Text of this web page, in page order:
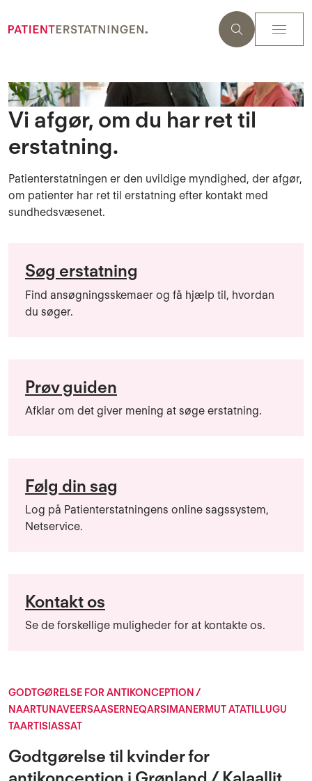
Vi afgør, om du har ret til
erstatning.
Patienterstatningen er den uvildige myndighed, der afgør,
om patienter har ret til erstatning efter kontakt med
sundhedsvæsenet.
Søg erstatning
Find ansøgningsskemaer og få hjælp til, hvordan
du søger.
Prøv guiden
Afklar om det giver mening at søge erstatning.
Følg din sag
Log på Patienterstatningens online sagssystem,
Netservice.
Kontakt os
Se de forskellige muligheder for at kontakte os.
GODTGØRELSE FOR ANTIKONCEPTION /
NAARTUNAVEERSAASERNEQARSIMANERMUT ATATILLUGU
TAARTISIASSAT
Godtgørelse til kvinder for